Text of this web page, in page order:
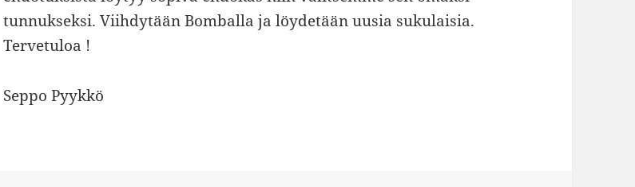
tunnukseksi. Viihdytään Bomballa ja löydetään uusia sukulaisia.
Tervetuloa !
Seppo Pyykkö